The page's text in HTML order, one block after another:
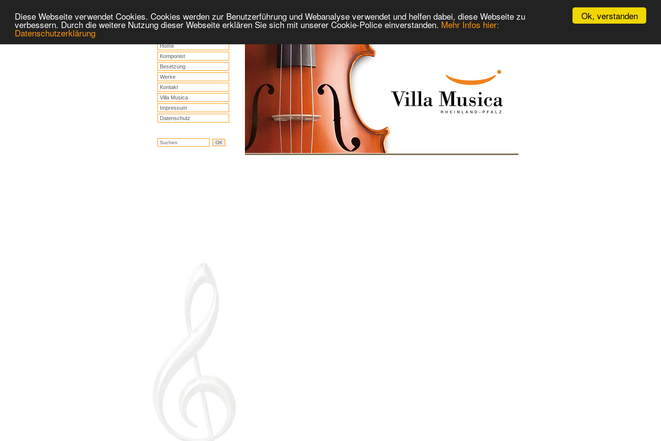
Ok, verstanden
Diese Webseite verwendet Cookies. Cookies werden zur Benutzerführung und Webanalyse verwendet und helfen dabei, diese Webseite zu
verbessern. Durch die weitere Nutzung dieser Webseite erklären Sie sich mit unserer Cookie-Police einverstanden. Mehr Infos hier:
Datenschutzerklärung
Home
Komponist
Besetzung
Werke
Kontakt
Villa Musica
Impressum
Datenschutz